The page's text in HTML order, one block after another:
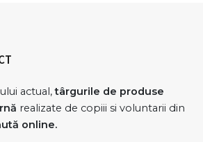
actual,târgurile de produse
realizate de copiii si voluntarii din
online.